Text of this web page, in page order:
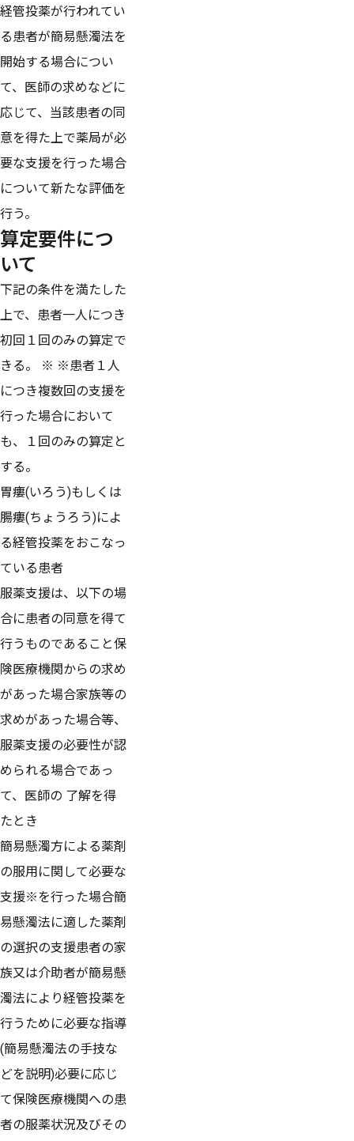
経管投薬が行われてい
る患者が簡易懸濁法を
開始する場合につい
て、医師の求めなどに
応じて、当該患者の同
意を得た上で薬局が必
要な支援を行った場合
について新たな評価を
行う。
算定要件につ
いて
下記の条件を満たした
上で、患者一人につき
初回１回のみの算定で
きる。 ※ ※患者１人
につき複数回の支援を
行った場合において
も、１回のみの算定と
する。
胃瘻(いろう)もしくは
腸瘻(ちょうろう)によ
る経管投薬をおこなっ
ている患者
服薬支援は、以下の場
合に患者の同意を得て
行うものであること保
険医療機関からの求め
があった場合家族等の
求めがあった場合等、
服薬支援の必要性が認
められる場合であっ
て、医師の 了解を得
たとき
簡易懸濁方による薬剤
の服用に関して必要な
支援※を行った場合簡
易懸濁法に適した薬剤
の選択の支援患者の家
族又は介助者が簡易懸
濁法により経管投薬を
行うために必要な指導
(簡易懸濁法の手技な
どを説明)必要に応じ
て保険医療機関への患
者の服薬状況及びその